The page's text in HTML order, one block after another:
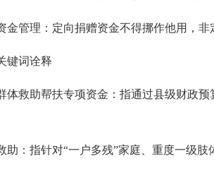
理：定向捐赠资金不得挪作他用，非
键词诠释
救助帮扶专项资金：指通过县级财政预
指针对“一户多残”家庭、重度一级肢